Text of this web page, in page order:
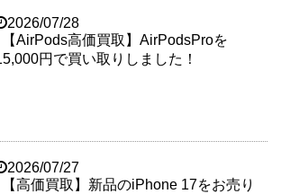
2026/07/28
【AirPods高価買取】AirPodsProを
円で買い取りしました！
2026/07/27
【高価買取】新品のiPhone 17をお売り